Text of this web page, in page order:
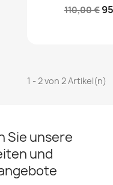
110,00 €
1 - 2 von 2 Artikel(n)
Sie unsere
und